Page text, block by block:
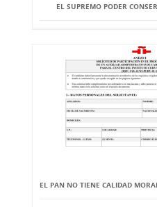
EL SUPREMO PODER
EL PAN NO TIENE CALIDAD